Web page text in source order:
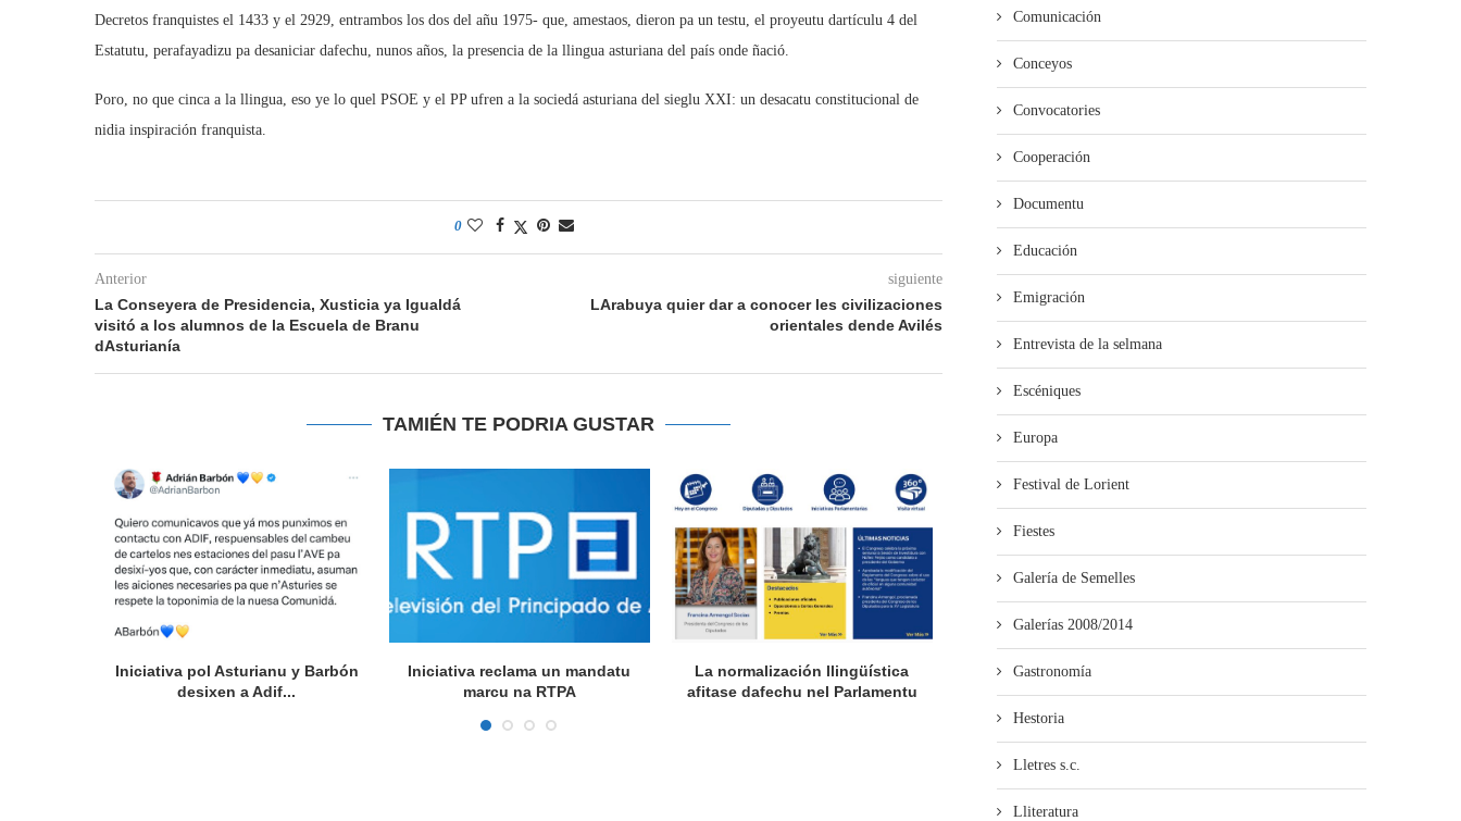
Decretos franquistes el 1433 y el 2929, entrambos los dos del añu 1975- que, amestaos, dieron pa un testu, el proyeutu dartículu 4 del
Estatutu, perafayadizu pa desaniciar dafechu, nunos años, la presencia de la llingua asturiana del país onde ñació.
Poro, no que cinca a la llingua, eso ye lo quel PSOE y el PP ufren a la sociedá asturiana del sieglu XXI: un desacatu constitucional de
nidia inspiración franquista.
0
Anterior
La Conseyera de Presidencia, Xusticia ya Igualdá
visitó a los alumnos de la Escuela de Branu
dAsturianía
siguiente
LArabuya quier dar a conocer les civilizaciones
orientales dende Avilés
TAMIÉN TE PODRIA GUSTAR
Iniciativa pol Asturianu y Barbón
desixen a Adif...
Iniciativa reclama un mandatu
marcu na RTPA
La normalización llingüística
afitase dafechu nel Parlamentu
Aína entama’l cursu políticu con
un actu n’Uviéu
d’Ordenanza d’Igualdá
Comunicación
Conceyos
Convocatories
Cooperación
Documentu
Educación
Emigración
Entrevista de la selmana
Escéniques
Europa
Festival de Lorient
Fiestes
Galería de Semelles
Galerías 2008/2014
Gastronomía
Hestoria
Lletres s.c.
Lliteratura